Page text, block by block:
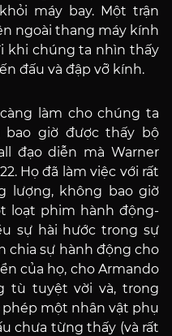
máy bay. Một trận
ngoài thang máy kính
khi chúng ta nhìn thấy
đấu và đập vỡ kính.
làm cho chúng ta
giờ được thấy bộ
đạo diễn mà Warner
Họ đã làm việc với rất
lượng, không bao giờ
loạt phim hành động-
sự hài hước trong sự
chia sự hành động cho
của họ, cho Armando
tù tuyệt vời và, trong
một nhân vật phụ
chưa từng thấy (và rất